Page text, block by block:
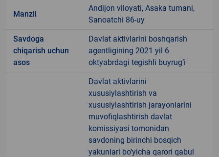
Manzil
Andijon viloyati, Asaka tumani,
Sanoatchi 86-uy
Savdoga
chiqarish uchun
asos
Davlat aktivlarini boshqarish
agentligining 2021 yil 6
oktyabrdagi tegishli buyrug‘i
Davlat aktivlarini
xususiylashtirish va
xususiylashtirish jarayonlarini
muvofiqlashtirish davlat
komissiyasi tomonidan
savdoning birinchi bosqich
yakunlari bo‘yicha qarori qabul